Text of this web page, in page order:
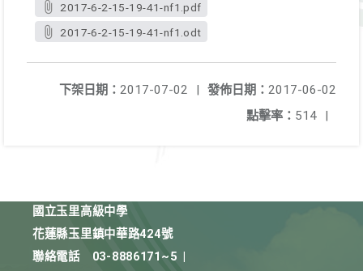
2017-6-2-15-19-41-nf1.pdf
2017-6-2-15-19-41-nf1.odt
發佈日期： 2017-06-02
下架日期： 2017-07-02
|
點擊率： 514 |
國立玉里高級中學
花蓮縣玉里鎮中華路424號
聯絡電話
03-8886171~5